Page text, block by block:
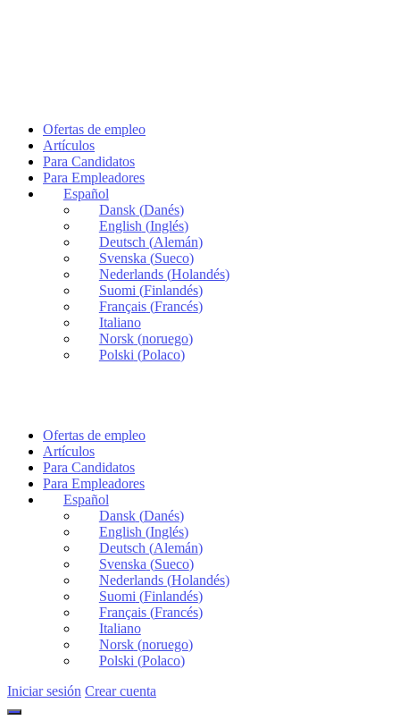
Ofertas de empleo
Artículos
Para Candidatos
Para Empleadores
Español
Dansk(Danés)
English (Inglés)
Deutsch (Alemán)
Svenska (Sueco)
Nederlands(Holandés)
Suomi (Finlandés)
Français(Francés)
Italiano
Norsk(noruego)
Polski (Polaco)
Ofertas de empleo
Artículos
Para Candidatos
Para Empleadores
Español
Dansk(Danés)
English (Inglés)
Deutsch (Alemán)
Svenska (Sueco)
Nederlands(Holandés)
Suomi (Finlandés)
Français(Francés)
Italiano
Norsk(noruego)
Polski (Polaco)
Iniciar sesión Crear cuenta